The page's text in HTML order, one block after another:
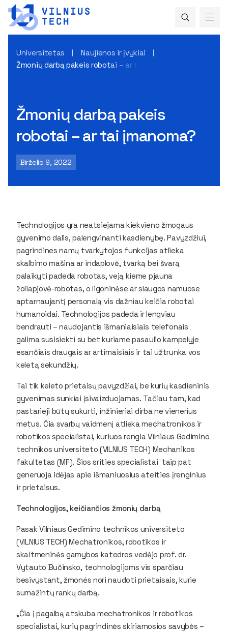
Universitetas
Naujienos ir įvykiai
Žmonių darbą pakeis robotai – ar tai įmanoma?
Žmonių darbą pakeis
robotai – ar tai įmanoma?
Birželio 9, 2022
Technologijos yra neatsiejama kiekvieno žmogaus
gyvenimo dalis, palengvinanti kasdienybę. Pavyzdžiui,
pagrindines namų tvarkytojos funkcijas atlieka
skalbimo mašina ar indaplovė, tvarką bei švarą
palaikyti padeda robotas, veją kieme pjauna
žoliapjovė-robotas, o ligoninėse ar slaugos namuose
aptarnaujantį personalą vis dažniau keičia robotai
humanoidai. Technologijos padeda ir lengviau
bendrauti – naudojantis išmaniaisiais telefonais
galima susisiekti su bet kuriame pasaulio kampelyje
esančiais draugais ar artimaisiais ir tai užtrunka vos
keletą sekundžių.
Tai tik keleto prietaisų pavyzdžiai, be kurių kasdieninis
gyvenimas sunkiai įsivaizduojamas. Tačiau tam, kad
pastarieji būtų sukurti, inžinieriai dirba ne vienerius
metus. Čia svarbų vaidmenį atlieka mechatronikos ir
robotikos specialistai, kuriuos rengia Vilniaus Gedimino
technikos universiteto (VILNIUS TECH) Mechanikos
fakultetas (MF). Šios srities specialistai taip pat
generuoja idėjas apie išmaniuosius ateities įrenginius
ir prietaisus.
Technologijos, keičiančios žmonių darbą
Pasak Vilniaus Gedimino technikos universiteto
(VILNIUS TECH) Mechatronikos, robotikos ir
skaitmeninės gamybos katedros vedėjo prof. dr.
Vytauto Bučinsko, technologijoms vis sparčiau
besivystant, žmonės nori naudoti prietaisais, kurie
sumažintų rankų darbą.
„Čia į pagalbą atskuba mechatronikos ir robotikos
specialistai, kurių pagrindinės skiriamosios savybės –